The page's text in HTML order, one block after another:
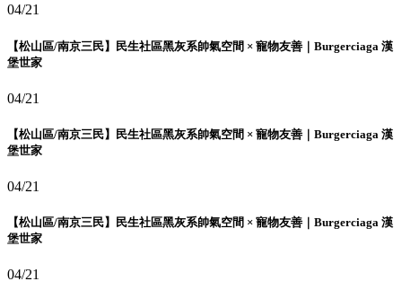
04/21
【松山區/南京三民】民生社區黑灰系帥氣空間 × 寵物友善｜Burgerciaga 漢
堡世家
04/21
【松山區/南京三民】民生社區黑灰系帥氣空間 × 寵物友善｜Burgerciaga 漢
堡世家
04/21
【松山區/南京三民】民生社區黑灰系帥氣空間 × 寵物友善｜Burgerciaga 漢
堡世家
04/21